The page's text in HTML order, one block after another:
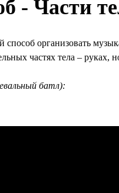
- Части
способ организовать
частях тела –
батл):